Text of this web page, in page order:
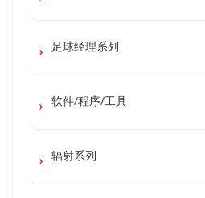
足球经理系列
软件/程序/工具
辐射系列